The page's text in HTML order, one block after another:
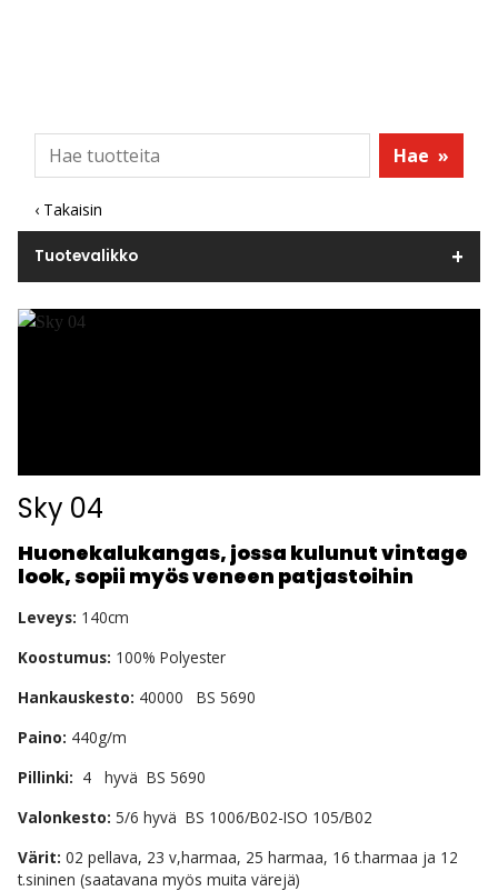
Hae »
‹ Takaisin
Tuotevalikko
Sky 04
Huonekalukangas, jossa kulunut vintage
look, sopii myös veneen patjastoihin
Leveys: 140cm
Koostumus: 100% Polyester
Hankauskesto: 40000 BS 5690
Paino: 440g/m
Pillinki: 4 hyvä BS 5690
Valonkesto: 5/6 hyvä BS 1006/B02-ISO 105/B02
Värit: 02 pellava, 23 v,harmaa, 25 harmaa, 16 t.harmaa ja 12
t.sininen (saatavana myös muita värejä)